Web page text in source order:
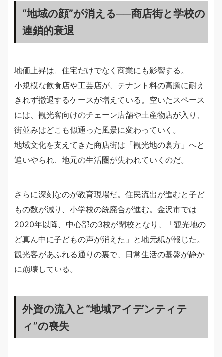
“地域の顔”が消える──商店街と学校の
連鎖的衰退
地価上昇は、住宅だけでなく商業にも影響する。
小規模な飲食店や工芸店が、テナント料の高騰に耐え
きれず撤退するケースが増えている。空いたスペース
には、観光客向けのチェーン店舗や土産物店が入り、
街並みはどこも似通った風景に変わっていく。
地域文化を支えてきた商店街は「観光地の裏方」へと
追いやられ、地元の生活圏が失われていくのだ。
さらに深刻なのが教育現場だ。住民流出が進むと子ど
もの数が減り、小学校の統廃合が進む。金沢市では
2020年以降、中心部の3校が閉校となり、「観光地の
ど真ん中に子どもの声が消えた」と地元紙が報じた。
観光客があふれる通りの裏で、日常生活の基盤が静か
に崩壊している。
外資の流入と“地域アイデンティテ
ィ”の喪失